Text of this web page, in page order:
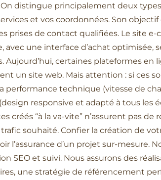
distingue principalement deux
et vos coordonnées. Son
prises de contact qualifiées. Le site
avec une interface d’achat
Aujourd’hui, certaines plateformes
un site web. Mais attention : si ces
performance technique (vitesse de
responsive et adapté à tous les
créés “à la va-vite” n’assurent pas
souhaité. Confier la création de
l’assurance d’un projet sur-
SEO et suivi. Nous assurons des
une stratégie de référencement